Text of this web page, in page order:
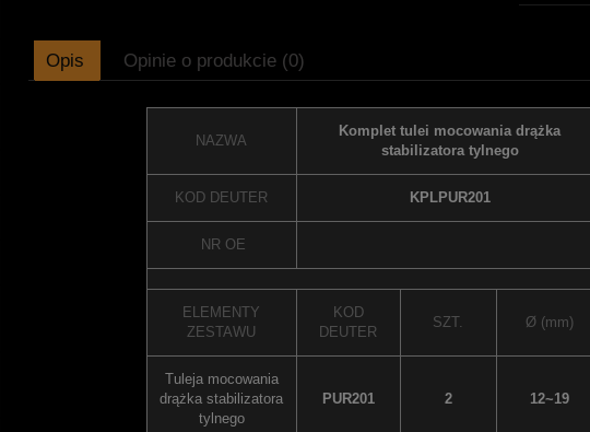
Opis Opinie o produkcie (0)
NAZWA
Komplet tulei mocowania drążka
stabilizatora tylnego
KOD DEUTER KPLPUR201
NR OE
ELEMENTY
ZESTAWU
KOD
DEUTER
SZT. Ø (mm)
Tuleja mocowania
drążka stabilizatora
tylnego
PUR201 2 12~19